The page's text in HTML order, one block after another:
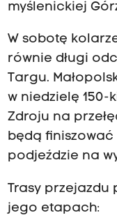
myślenickiej
W sobotę
równie długi
Targu.
w niedzielę 150-
Zdroju na
będą finiszować
podjeździe na
Trasy przejazdu
jego etapach: